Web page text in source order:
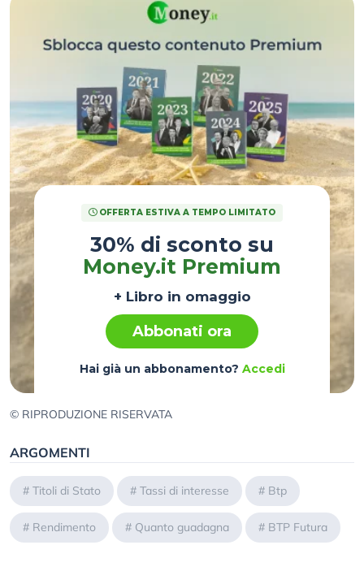
OFFERTA ESTIVA A TEMPO LIMITATO
30% di sconto su
Money.it Premium
+ Libro in omaggio
Abbonati ora
Hai già un abbonamento? Accedi
© RIPRODUZIONE RISERVATA
ARGOMENTI
# Titoli di Stato # Tassi di interesse # Btp
# Rendimento # Quanto guadagna # BTP Futura